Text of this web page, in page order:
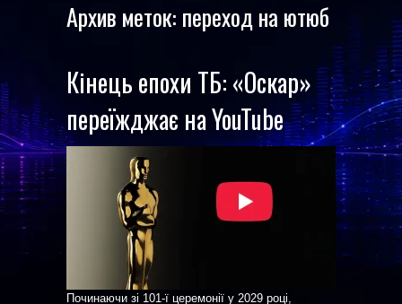
Архив меток: переход на ютюб
Кінець епохи ТБ: «Оскар»
переїжджає на YouTube
Починаючи зі 101-ї церемонії у 2029 році,